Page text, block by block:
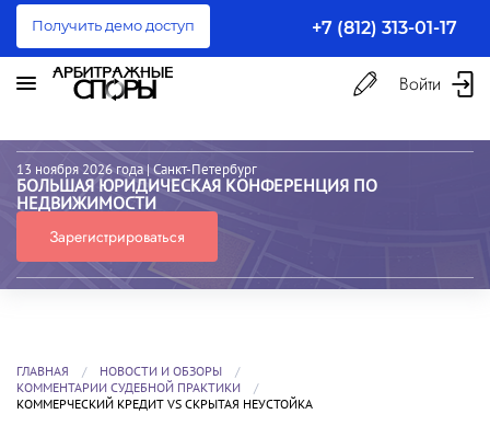
Получить демо доступ +7 (812) 313-01-17
Войти
13 ноября 2026 года | Санкт-Петербург
БОЛЬШАЯ ЮРИДИЧЕСКАЯ КОНФЕРЕНЦИЯ ПО
НЕДВИЖИМОСТИ
Зарегистрироваться
ГЛАВНАЯ
НОВОСТИ И ОБЗОРЫ
КОММЕНТАРИИ СУДЕБНОЙ ПРАКТИКИ
КОММЕРЧЕСКИЙ КРЕДИТ VS СКРЫТАЯ НЕУСТОЙКА